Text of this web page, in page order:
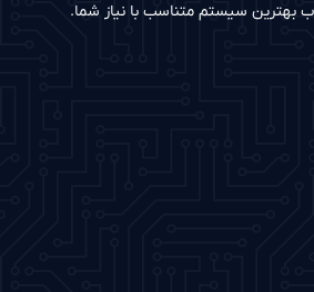
بهترین سیستم متناسب با نیاز شما.